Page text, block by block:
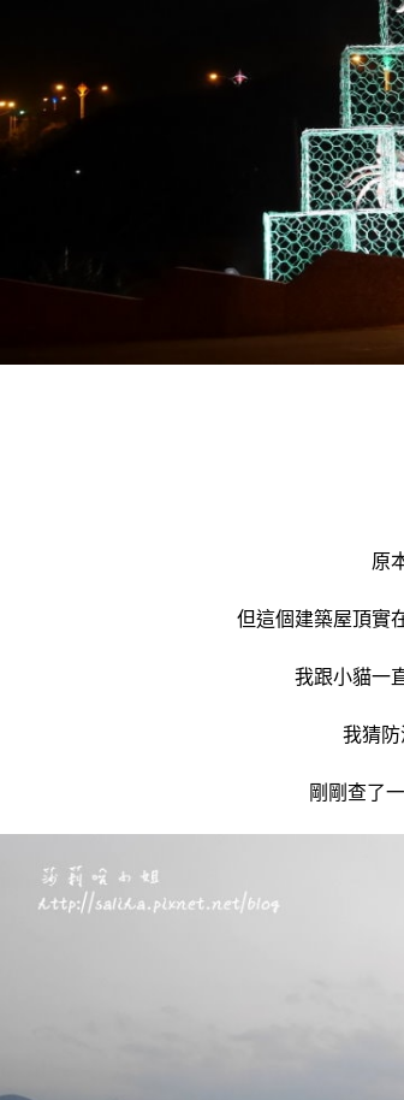
原
但這個建築屋頂實
我跟小貓一
我猜防
剛剛查了